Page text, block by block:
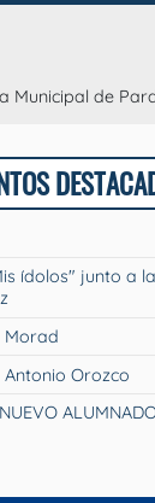
Municipal de
ídolos" junto a
Morad
Orozco